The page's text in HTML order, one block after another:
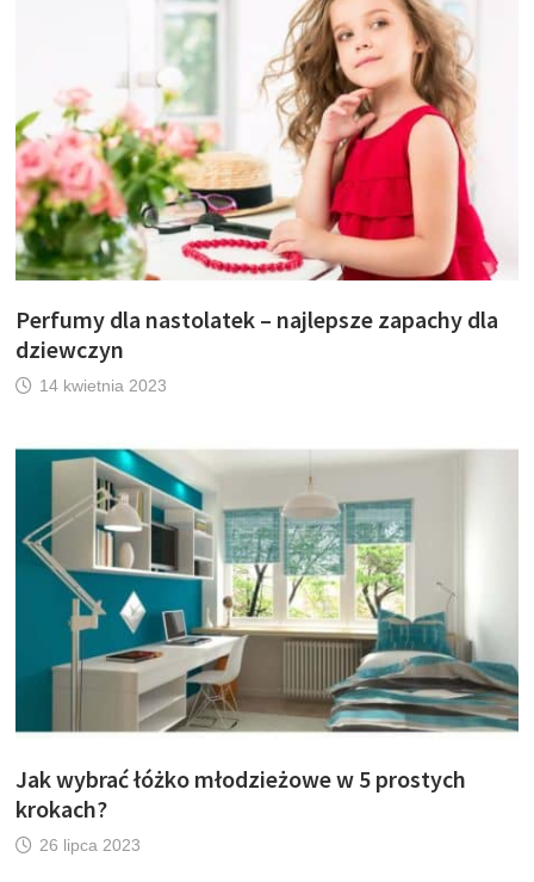
Perfumy dla nastolatek – najlepsze zapachy dla
dziewczyn
14 kwietnia 2023
Jak wybrać łóżko młodzieżowe w 5 prostych
krokach?
26 lipca 2023